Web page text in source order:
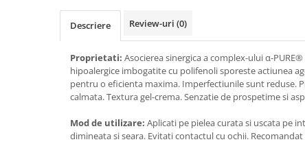
Descriere Review-uri (0)
Proprietati: Asocierea sinergica a complex-ului α-
hipoalergice imbogatite cu polifenoli sporeste actiunea
pentru o eficienta maxima. Imperfectiunile sunt reduse.
calmata. Textura gel-crema. Senzatie de prospetime si
Mod de utilizare: Aplicati pe pielea curata si uscata pe
dimineata si seara. Evitati contactul cu ochii.